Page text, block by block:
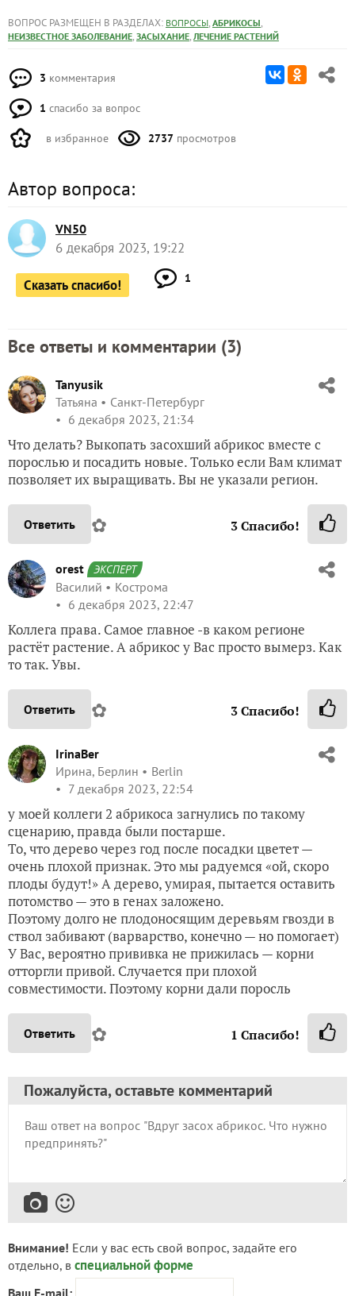
ВОПРОС РАЗМЕЩЕН В РАЗДЕЛАХ: ВОПРОСЫ, АБРИКОСЫ,
НЕИЗВЕСТНОЕ ЗАБОЛЕВАНИЕ, ЗАСЫХАНИЕ, ЛЕЧЕНИЕ РАСТЕНИЙ
3 комментария
1 спасибо за вопрос
в избранное 2737 просмотров
Автор вопроса:
VN50
6 декабря 2023, 19:22
Сказать спасибо! 1
Все ответы и комментарии (3)
Tanyusik
Татьяна
Санкт-Петербург
6 декабря 2023, 21:34
Что делать? Выкопать засохший абрикос вместе с
порослью и посадить новые. Только если Вам климат
позволяет их выращивать. Вы не указали регион.
Ответить ✿ 3Спасибо!
orest ЭКСПЕРТ
Василий
Кострома
6 декабря 2023, 22:47
Коллега права. Самое главное -в каком регионе
растёт растение. А абрикос у Вас просто вымерз. Как
то так. Увы.
Ответить ✿ 3Спасибо!
IrinaBer
Ирина, Берлин
Berlin
7 декабря 2023, 22:54
у моей коллеги 2 абрикоса загнулись по такому
сцeнарию, правда были постарше.
То, что дeрево через год после посадки цветет —
очень плохой признак. Это мы радуемся «ой, скоро
плоды будут!» А дерево, умирая, пытается оставить
потомство — это в генах заложено.
Поэтому долго не плодоносящим деревьям гвозди в
ствол забивают (варварство, конечно — но помогает)
У Вас, вероятно прививка не прижилась — корни
отторгли привой. Случается при плохой
совместимости. Поэтому корни дали поросль
Ответить ✿ 1 Спасибо!
Пожалуйста, оставьте комментарий
Внимание! Если у вас есть свой вопрос, задайте его
отдельно, в специальной форме
Ваш E-mail: